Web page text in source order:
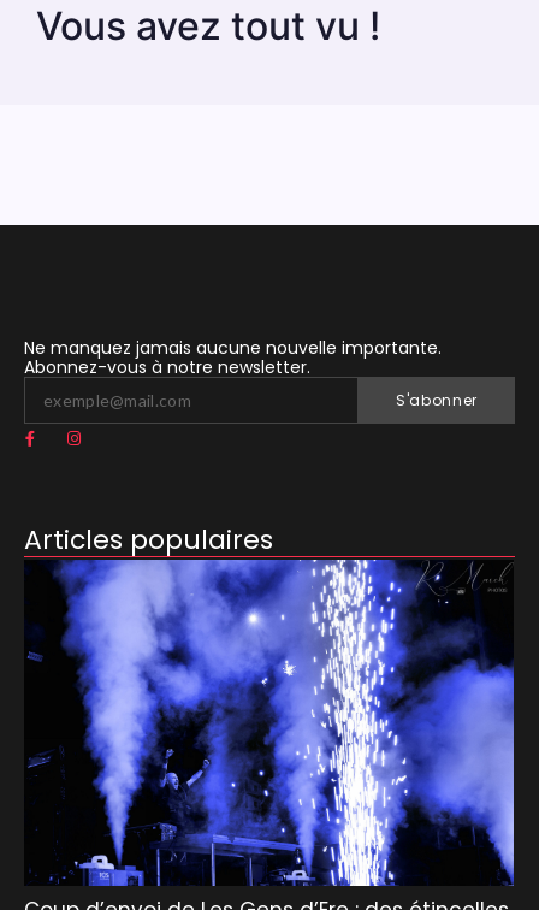
Vous avez tout vu !
Ne manquez jamais aucune nouvelle importante.
Abonnez-vous à notre newsletter.
S'abonner
Articles populaires